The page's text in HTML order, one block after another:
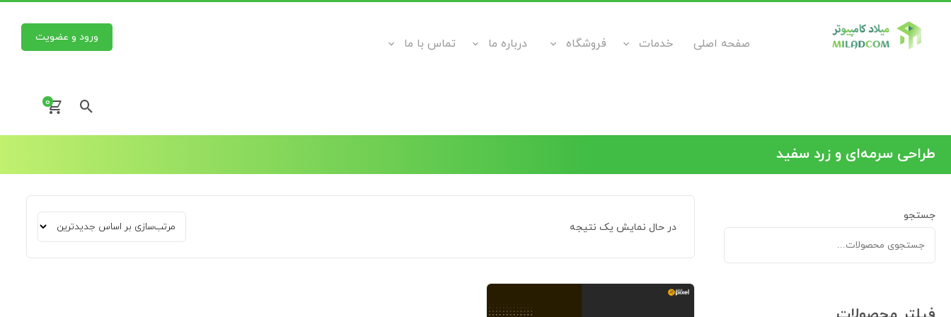
صفحه اصلی خدمات فروشگاه درباره ما تماس با ما ورود و عضویت
0
طراحی سرمه‌ای و زرد سفید
در حال نمایش یک نتیجه
جستجو